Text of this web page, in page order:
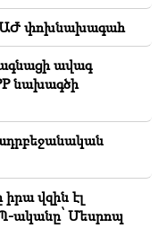
է. Մելիքյանը՝
և դատական
թե՞
ուղերձը
ԱԺ փոխնախագահ
ավագ
նախագծի
վզին էլ
ականը՝ Մեսրոպ